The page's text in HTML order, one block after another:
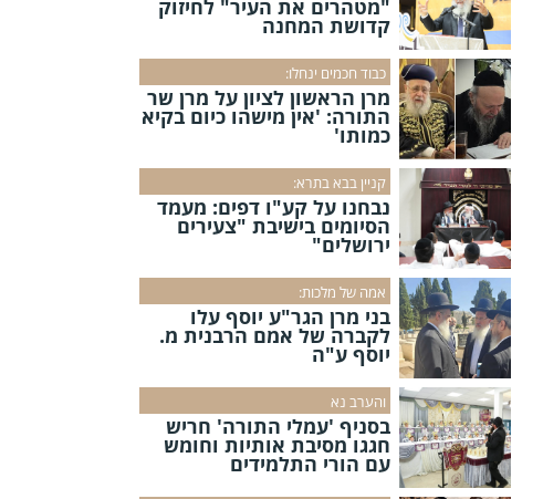
"מטהרים את העיר" לחיזוק
קדושת המחנה
כבוד חכמים ינחלו:
מרן הראשון לציון על מרן שר
התורה: 'אין מישהו כיום בקיא
כמותו'
קניין בבא בתרא:
נבחנו על קע"ו דפים: מעמד
הסיומים בישיבת "צעירים
ירושלים"
אמה של מלכות:
בני מרן הגר"ע יוסף עלו
לקברה של אמם הרבנית מ.
יוסף ע"ה
והערב נא
בסניף 'עמלי התורה' חריש
חגגו מסיבת אותיות וחומש
עם הורי התלמידים